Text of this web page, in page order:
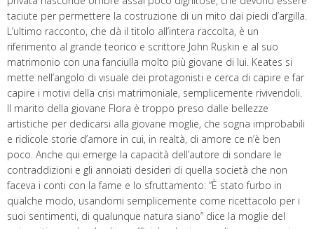
taciute per permettere la costruzione di un mito dai piedi d’argilla.
L’ultimo racconto, che dà il titolo all’intera raccolta, è un
riferimento al grande teorico e scrittore John Ruskin e al suo
matrimonio con una fanciulla molto più giovane di lui. Keates si
mette nell’angolo di visuale dei protagonisti e cerca di capire e far
capire i motivi della crisi matrimoniale, semplicemente rivivendoli.
Il marito della giovane Flora è troppo preso dalle bellezze
artistiche per dedicarsi alla giovane moglie, che sogna improbabili
e ridicole storie d’amore in cui, in realtà, di amore ce n’è ben
poco. Anche qui emerge la capacità dell’autore di sondare le
contraddizioni e gli annoiati desideri di quella società che non
faceva i conti con la fame e lo sfruttamento: “È stato furbo in
qualche modo, usandomi semplicemente come ricettacolo per i
suoi sentimenti, di qualunque natura siano” dice la moglie del